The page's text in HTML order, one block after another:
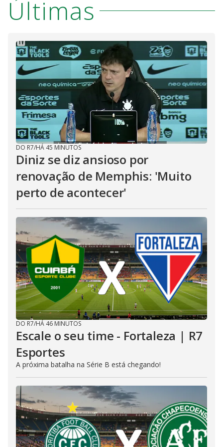
V
i
d
e
o
Últimas
DO R7/HÁ 45 MINUTOS
Diniz se diz ansioso por
renovação de Memphis: 'Muito
perto de acontecer'
DO R7/HÁ 46 MINUTOS
Escale o seu time - Fortaleza | R7
Esportes
A próxima batalha na Série B está chegando!